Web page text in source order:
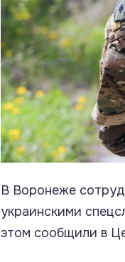
В Воронеже
украинскими
этом сообщили в